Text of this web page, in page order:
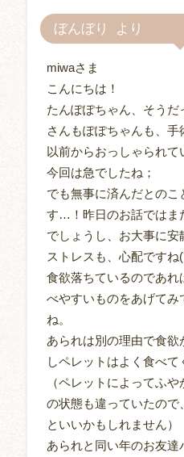
ぼんぼり
miwaさま
こんにちは！
たんぽぽちゃん、そう
さんもぽぽちゃんも、手
以前からおっしゃられて
今回は急でしたね；
でも無事に済んだとの
す…！昨日のお話ではま
でしょうし、お大事に安
ストレスも、心配ですね
食欲落ちているのであ
べやすいものをあげて
ね。
あられは別の理由で食
しペレットはよく食べて
（ペレットによってふ
の状態も違っていたので
といいかもしれません）
あられと同い年のお友